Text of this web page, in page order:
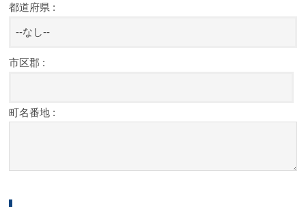
都道府県 :
市区郡 :
町名番地 :